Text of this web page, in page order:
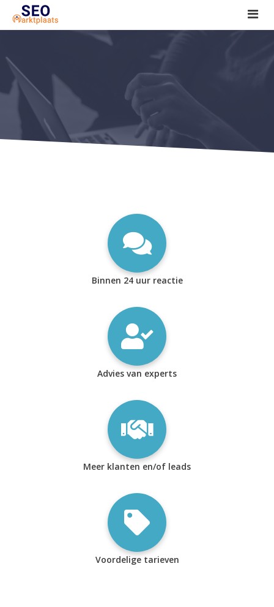
SEO tools reviews
Marketeer bij jou in de buurt?
Offerte
1. Seo voor beginners +
2. Onderzoeken +
Binnen 24 uur reactie
Advies van experts
Meer klanten en/of leads
Voordelige tarieven